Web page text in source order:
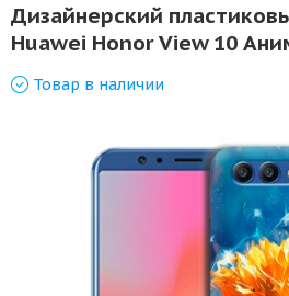
Дизайнерский
Huawei Honor View 10
Товар в наличии